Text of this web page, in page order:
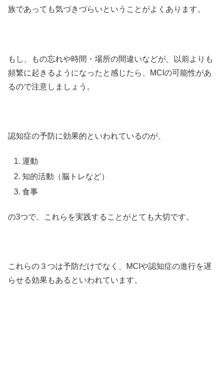
族であっても気づきづらいということがよくあります。
もし、もの忘れや時間・場所の間違いなどが、以前よりも
頻繁に起きるようになったと感じたら、MCIの可能性があ
るので注意しましょう。
認知症の予防に効果的といわれているのが、
運動
知的活動（脳トレなど）
食事
の3つで、これらを実践することがとても大切です。
これらの３つは予防だけでなく、MCIや認知症の進行を遅
らせる効果もあるといわれています。